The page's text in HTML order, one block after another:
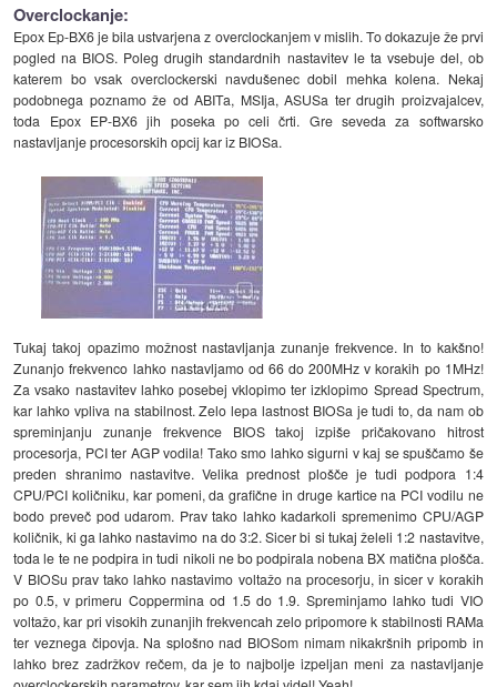
Overclockanje:
Epox Ep-BX6 je bila ustvarjena z overclockanjem v mislih. To dokazuje že prvi
pogled na BIOS. Poleg drugih standardnih nastavitev le ta vsebuje del, ob
katerem bo vsak overclockerski navdušenec dobil mehka kolena. Nekaj
podobnega poznamo že od ABITa, MSIja, ASUSa ter drugih proizvajalcev,
toda Epox EP-BX6 jih poseka po celi črti. Gre seveda za softwarsko
nastavljanje procesorskih opcij kar iz BIOSa.
Tukaj takoj opazimo možnost nastavljanja zunanje frekvence. In to kakšno!
Zunanjo frekvenco lahko nastavljamo od 66 do 200MHz v korakih po 1MHz!
Za vsako nastavitev lahko posebej vklopimo ter izklopimo Spread Spectrum,
kar lahko vpliva na stabilnost. Zelo lepa lastnost BIOSa je tudi to, da nam ob
spreminjanju zunanje frekvence BIOS takoj izpiše pričakovano hitrost
procesorja, PCI ter AGP vodila! Tako smo lahko sigurni v kaj se spuščamo še
preden shranimo nastavitve. Velika prednost plošče je tudi podpora 1:4
CPU/PCI količniku, kar pomeni, da grafične in druge kartice na PCI vodilu ne
bodo preveč pod udarom. Prav tako lahko kadarkoli spremenimo CPU/AGP
količnik, ki ga lahko nastavimo na do 3:2. Sicer bi si tukaj želeli 1:2 nastavitve,
toda le te ne podpira in tudi nikoli ne bo podpirala nobena BX matična plošča.
V BIOSu prav tako lahko nastavimo voltažo na procesorju, in sicer v korakih
po 0.5, v primeru Coppermina od 1.5 do 1.9. Spreminjamo lahko tudi VIO
voltažo, kar pri visokih zunanjih frekvencah zelo pripomore k stabilnosti RAMa
ter veznega čipovja. Na splošno nad BIOSom nimam nikakršnih pripomb in
lahko brez zadržkov rečem, da je to najbolje izpeljan meni za nastavljanje